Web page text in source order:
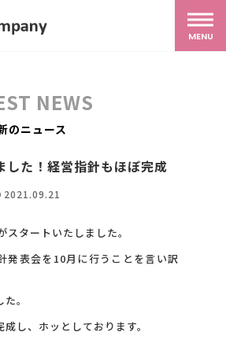
MENU
NEWS
のニュース
した！経営指針もほぼ完成
2021.09.21
タートいたしました。
発表会を10月に行うことを言い訳
。
し、ホッとしております。